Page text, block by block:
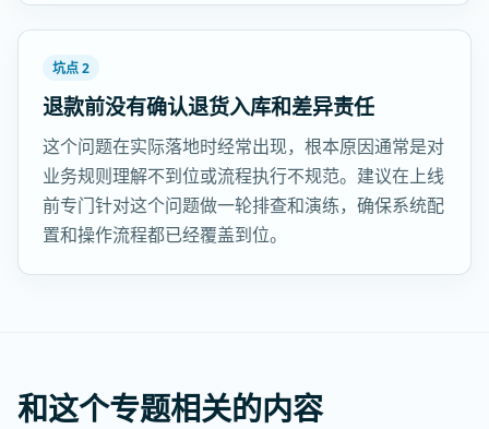
坑点 2
退款前没有确认退货入库和差异责任
这个问题在实际落地时经常出现，根本原因通常是对
业务规则理解不到位或流程执行不规范。建议在上线
前专门针对这个问题做一轮排查和演练，确保系统配
置和操作流程都已经覆盖到位。
和这个专题相关的内容